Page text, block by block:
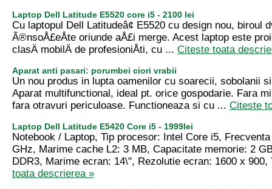
Laptop Dell Latitude E5520 core i5 - 2100 lei
Cu laptopul Dell Latitudeâ¢ E5520 cu design nou, biroul
Ã®nsoÅ£eÅte oriunde aÅ£i merge. Acest laptop este
clasÄ mobilÄ de profesioniÅti, cu ... Citeste toata
Aparat anti pasari: porumbei ciori vrabii
Un nou produs in lupta oamenilor cu soarecii, sobolanii
Aparat multifunctional, ideal pt. orice gospodarie. Fara
fara otravuri periculoase. Functioneaza si cu ... Citeste
Laptop Dell Latitude E5420 Core i5 - 1999lei
Notebook / Laptop, Tip procesor: Intel Core i5,
GHz, Marime cache L2: 3 MB, Capacitate memorie: 2
DDR3, Marime ecran: 14\", Rezolutie ecran: 1600 x
toata descrierea »